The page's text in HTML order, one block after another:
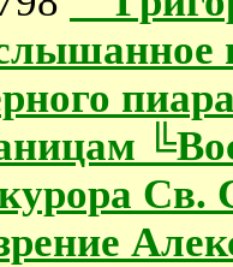
Св.